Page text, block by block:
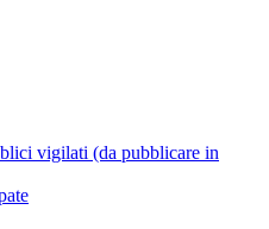
vigilati (da pubblicare in